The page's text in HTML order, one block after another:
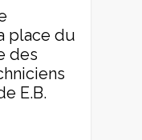
place du
des
E.B.